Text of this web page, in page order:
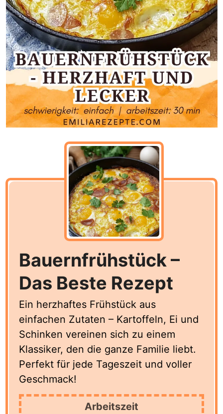
Bauernfrühstück –
Das Beste Rezept
Ein herzhaftes Frühstück aus
einfachen Zutaten – Kartoffeln, Ei und
Schinken vereinen sich zu einem
Klassiker, den die ganze Familie liebt.
Perfekt für jede Tageszeit und voller
Geschmack!
Arbeitszeit